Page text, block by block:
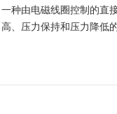
一种由电磁线圈控制的直
高、压力保持和压力降低